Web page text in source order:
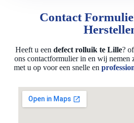
Contact
Heeft u eendefect rolluik te Lille?
ons contactformulier in en wij nemen
met u op voor een snelle en